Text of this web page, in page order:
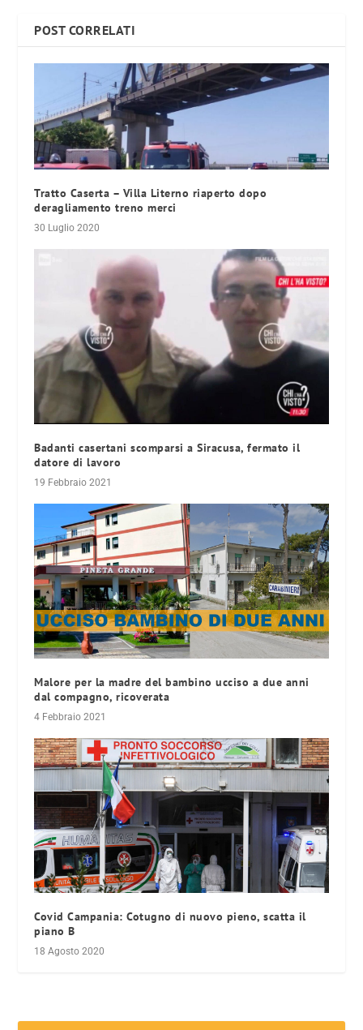
POST CORRELATI
Tratto Caserta – Villa Literno riaperto dopo
deragliamento treno merci
30 Luglio 2020
Badanti casertani scomparsi a Siracusa, fermato il
datore di lavoro
19 Febbraio 2021
Malore per la madre del bambino ucciso a due anni
dal compagno, ricoverata
4 Febbraio 2021
Covid Campania: Cotugno di nuovo pieno, scatta il
piano B
18 Agosto 2020